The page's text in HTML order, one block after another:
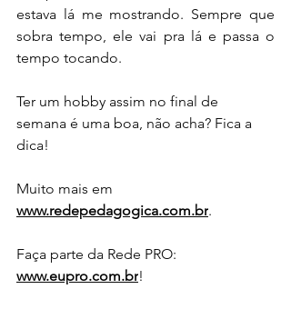
estava lá me mostrando. Sempre que
sobra tempo, ele vai pra lá e passa o
tempo tocando.
Ter um hobby assim no final de
semana é uma boa, não acha? Fica a
dica!
Muito mais em
www.redepedagogica.com.br.
Faça parte da Rede PRO:
www.eupro.com.br!